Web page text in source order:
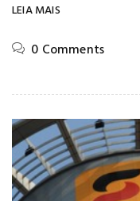
LEIA MAIS
0 Comments